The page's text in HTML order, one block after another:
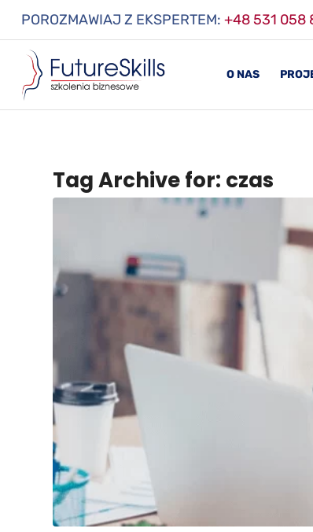
POROZMAWIAJ Z EKSPERTEM: +48 531 058
O NAS
Tag Archive for: czas